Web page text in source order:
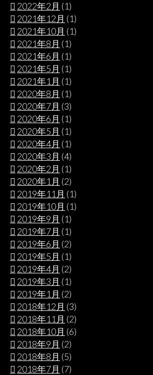
2022年2月 (1)
2021年12月 (1)
2021年10月 (1)
2021年8月 (1)
2021年6月 (1)
2021年5月 (1)
2021年1月 (1)
2020年8月 (1)
2020年7月 (3)
2020年6月 (1)
2020年5月 (1)
2020年4月 (1)
2020年3月 (4)
2020年2月 (1)
2020年1月 (2)
2019年11月 (1)
2019年10月 (1)
2019年9月 (1)
2019年7月 (1)
2019年6月 (2)
2019年5月 (1)
2019年4月 (2)
2019年3月 (1)
2019年1月 (2)
2018年12月 (3)
2018年11月 (2)
2018年10月 (6)
2018年9月 (2)
2018年8月 (5)
2018年7月 (7)